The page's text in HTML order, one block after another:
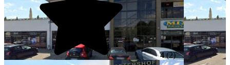
4(2)